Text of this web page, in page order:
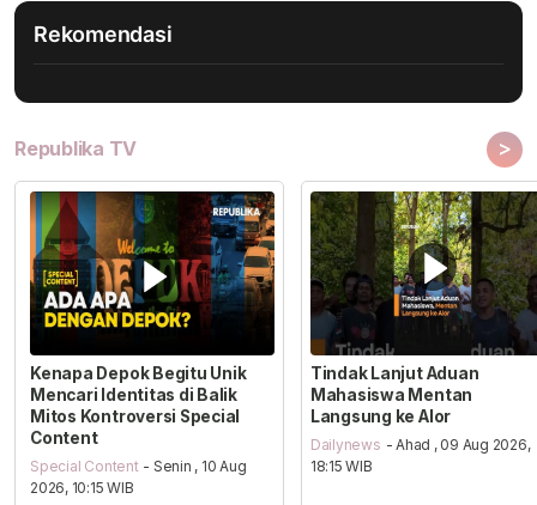
Rekomendasi
Republika TV >
Kenapa Depok Begitu Unik
Mencari Identitas di Balik
Mitos Kontroversi Special
Content
Special Content - Senin , 10 Aug
2026, 10:15 WIB
Tindak Lanjut Aduan
Mahasiswa Mentan
Langsung ke Alor
Dailynews - Ahad , 09 Aug 2026,
18:15 WIB